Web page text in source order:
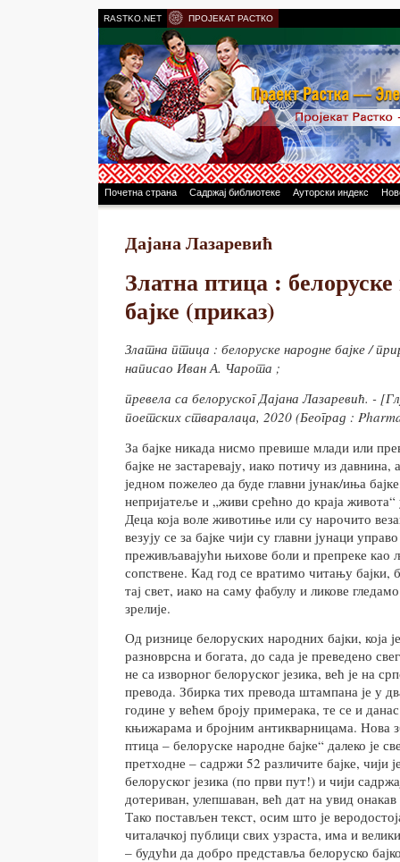
RASTKO.NET ПРОЈЕКАТ РАСТКО
Почетна страна Садржај библиотеке Ауторски индекс
Дајана Лазаревић
Златна птица :
бајке (приказ)
Златна птица : белоруске народне бајке /
написао Иван А. Чарота ;
превела са белоруског Дајана Лазаревић. -
поетских стваралаца, 2020 (Београд :
За бајке никада нисмо превише млади или
бајке не застаревају, иако потичу из давнина,
једном пожелео да буде главни јунак/иња
непријатеље и „живи срећно до краја
Деца која воле животиње или су нарочито
везују се за бајке чији су главни јунаци
преживљавајући њихове боли и препреке као
сопствене. Кад год се вратимо читању бајки,
тај свет, иако на саму фабулу и ликове
зрелије.
Од ризнице белоруских народних бајки, која
разноврсна и богата, до сада је преведено
не са изворног белоруског језика, већ је на
превода. Збирка тих превода штампана је у
године у већем броју примерака, те се и
књижарама и бројним антикварницама. Нова
птица – белоруске народне бајке“ далеко је
претходне – садржи 52 различите бајке, чији
белоруског језика (по први пут!) и чији
дотериван, улепшаван, већ дат на увид онакав
Тако постављен текст, осим што је
читалачкој публици свих узраста, има и
– будући да добро представља белоруско